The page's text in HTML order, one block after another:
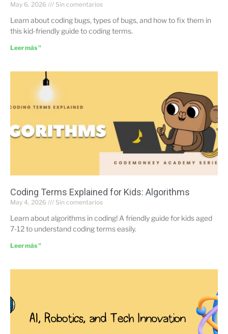
May 6, 2026 Sin comentarios
Learn about coding bugs, types of bugs, and how to fix them in
this kid-friendly guide to coding terms.
Leer más "
Coding Terms Explained for Kids: Algorithms
May 4, 2026 Sin comentarios
Learn about algorithms in coding! A friendly guide for kids aged
7-12 to understand coding terms easily.
Leer más "